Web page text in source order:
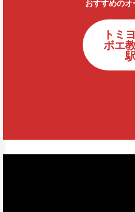
おすすめの
トミ
ボエ